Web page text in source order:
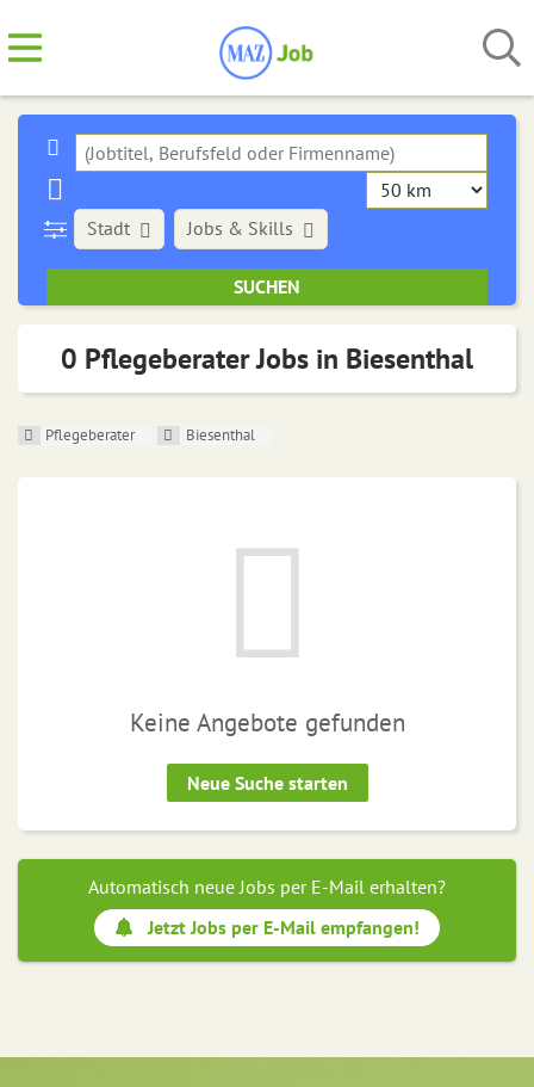
Stadt Jobs & Skills
0 Pflegeberater Jobs in Biesenthal
Pflegeberater Biesenthal
Keine Angebote gefunden
Neue Suche starten
Automatisch neue Jobs per E-Mail erhalten?
Jetzt Jobs per E-Mail empfangen!